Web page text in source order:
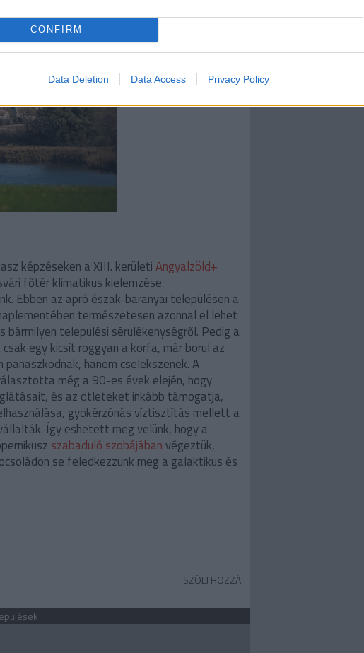
CONFIRM
Data Deletion Data Access Privacy Policy
képzéseken a XIII. kerületiAngyalzöld+
főtér klimatikus kielemzése
Ebben az apró észak-baranyai településen a
természetesen azonnal el lehet
települési sérülékenységről. Pedig a
egy kicsit roggyan a korfa, már borul az
hanem cselekszenek. A
még a 90-es évek elején, hogy
és az ötleteket inkább támogatja,
gyökérzónás víztisztítás mellett a
Így eshetett meg velünk, hogy a
szabaduló szobájábanvégeztük,
se feledkezzünk meg a galaktikus és
SZÓLJ HOZZÁ